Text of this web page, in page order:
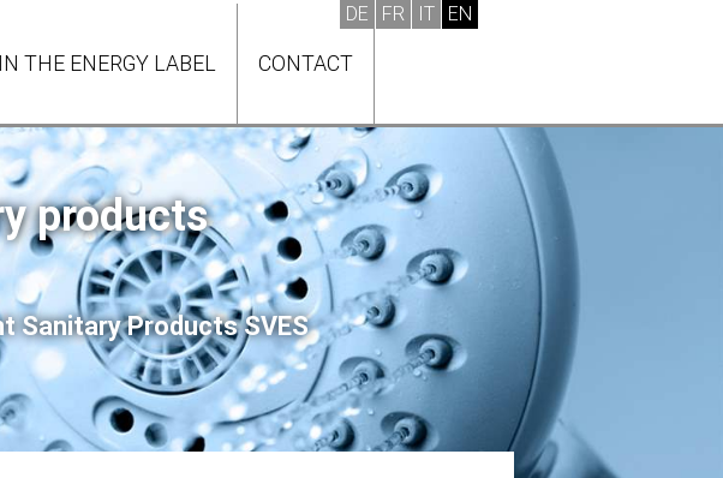
THE ENERGY LABEL CONTACT
products
Sanitary Products SVES